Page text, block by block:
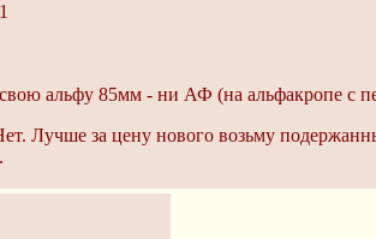
альфу 85мм - ни АФ (на альфакропе с
Лучше за цену нового возьму